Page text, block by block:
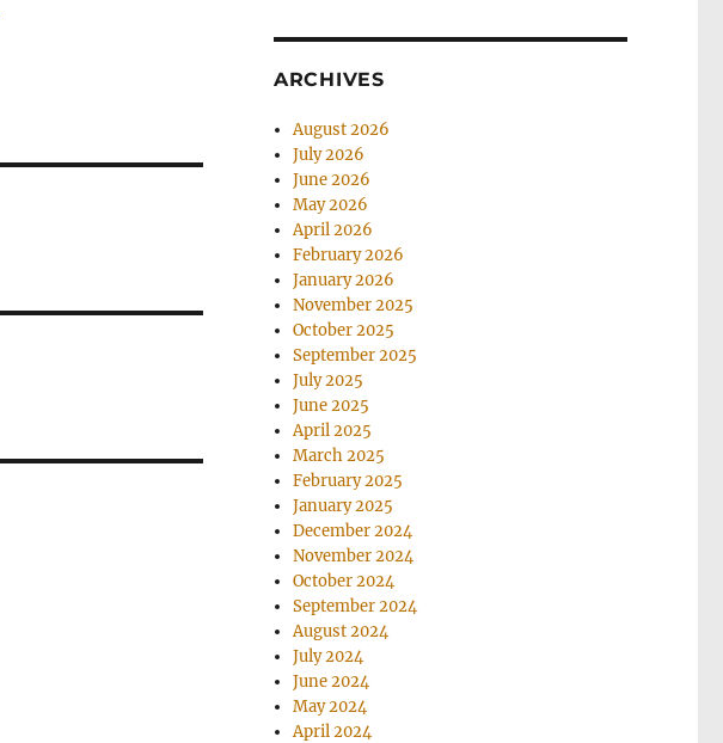
ARCHIVES
August 2026
July 2026
June 2026
May 2026
April 2026
February 2026
January 2026
November 2025
October 2025
September 2025
July 2025
June 2025
April 2025
March 2025
February 2025
January 2025
December 2024
November 2024
October 2024
September 2024
August 2024
July 2024
June 2024
May 2024
April 2024